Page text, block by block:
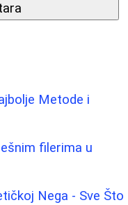
Metode i
filerima u
Nega - Sve Što